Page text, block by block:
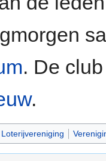
. De
.
Loterijvereniging